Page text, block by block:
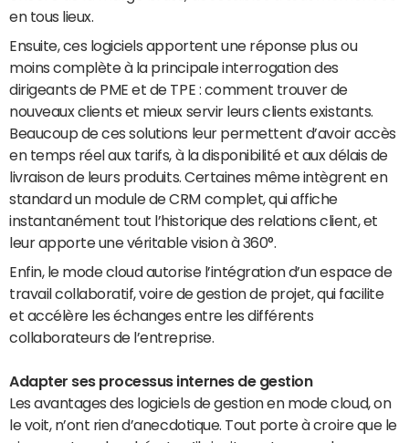
en tous lieux.
Ensuite, ces logiciels apportent une réponse plus ou
moins complète à la principale interrogation des
dirigeants de PME et de TPE : comment trouver de
nouveaux clients et mieux servir leurs clients existants.
Beaucoup de ces solutions leur permettent d’avoir accès
en temps réel aux tarifs, à la disponibilité et aux délais de
livraison de leurs produits. Certaines même intègrent en
standard un module de CRM complet, qui affiche
instantanément tout l’historique des relations client, et
leur apporte une véritable vision à 360°.
Enfin, le mode cloud autorise l’intégration d’un espace de
travail collaboratif, voire de gestion de projet, qui facilite
et accélère les échanges entre les différents
collaborateurs de l’entreprise.
Adapter ses processus internes de gestion
Les avantages des logiciels de gestion en mode cloud, on
le voit, n’ont rien d’anecdotique. Tout porte à croire que le